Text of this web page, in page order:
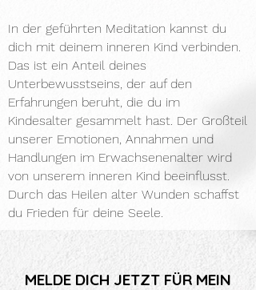
In der geführten Meditation kannst du
dich mit deinem inneren Kind verbinden.
Das ist ein Anteil deines
Unterbewusstseins, der auf den
Erfahrungen beruht, die du im
Kindesalter gesammelt hast. Der Großteil
unserer Emotionen, Annahmen und
Handlungen im Erwachsenenalter wird
von unserem inneren Kind beeinflusst.
Durch das Heilen alter Wunden schaffst
du Frieden für deine Seele.
MELDE DICH JETZT FÜR MEIN